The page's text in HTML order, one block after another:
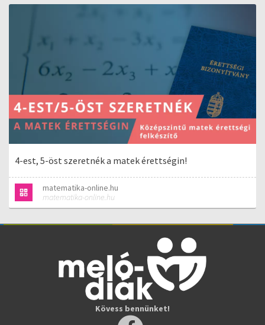
4-est, 5-öst szeretnék a matek érettségin!
matematika-online.hu
matematika-online.hu
Kövess bennünket!